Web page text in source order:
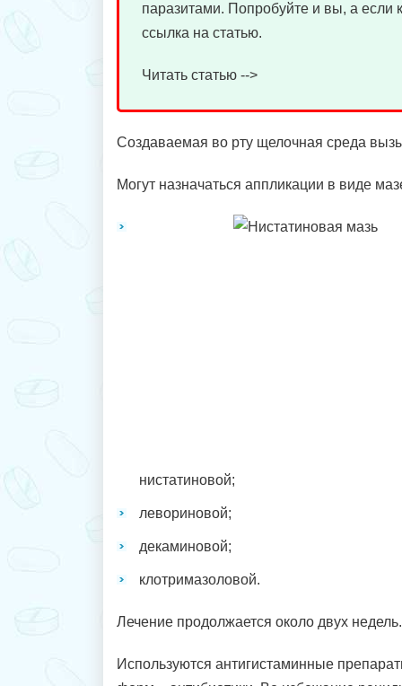
паразитами. Попробуйте и вы, а если
ссылка на статью.
Читать статью -->
Создаваемая во рту щелочная среда
Могут назначаться аппликации в виде
нистатиновой;
левориновой;
декаминовой;
клотримазоловой.
Лечение продолжается около двух недель.
Используются антигистаминные